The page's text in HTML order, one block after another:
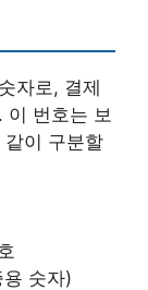
자로, 결제
이 번호는 보
이 구분할
숫자)